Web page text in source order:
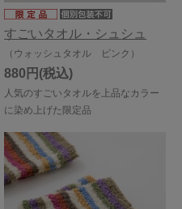
すごいタオル・シュシュ
（ウォッシュタオル ピンク）
人気のすごいタオルを上品なカラー
に染め上げた限定品
880円